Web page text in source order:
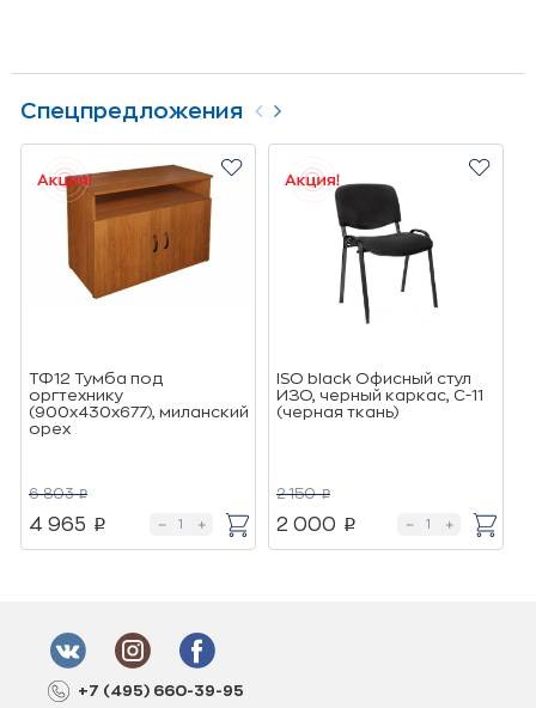
Спецпредложения
ТФ12 Тумба под
оргтехнику
(900х430х677), миланский
орех
6 803 p
4 965 p
ISO black Офисный стул
ИЗО, черный каркас, C-11
(черная ткань)
2 150 p
2 000 p
+7 (495) 660-39-95